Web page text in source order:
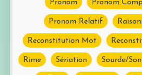
Pronom Pronom
Pronom Relatif
Reconstitution Mot
Rime Sériation Sourde/